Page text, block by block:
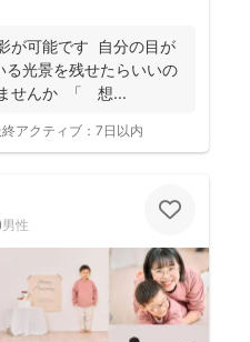
が可能です 自分の目が
る光景を残せたらいいの
せんか 「 想...
アクティブ： 7日以内
男性